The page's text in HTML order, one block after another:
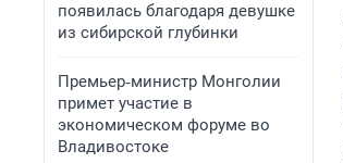
появилась благодаря девушке
из сибирской глубинки
Премьер‑министр Монголии
примет участие в
экономическом форуме во
Владивостоке